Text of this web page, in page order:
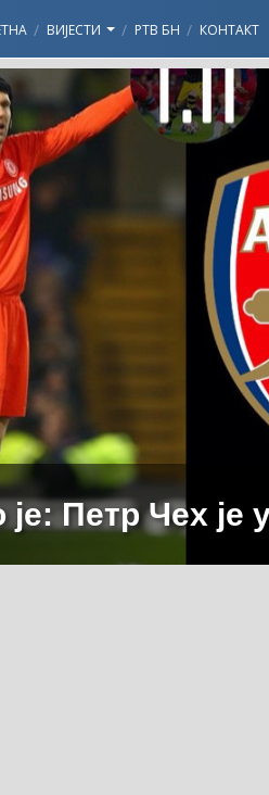
ВИЈЕСТИ РТВ БН КОНТАКТ
је: Петр Чех је